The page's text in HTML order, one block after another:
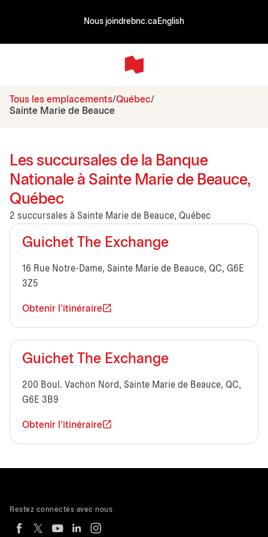
Nous joindrebnc.ca English
Tous les emplacements Québec
Sainte Marie de Beauce
Les succursales de la Banque
Nationale à Sainte Marie de Beauce,
Québec
2 succursales à Sainte Marie de Beauce, Québec
Guichet The Exchange
16 Rue Notre-Dame, Sainte Marie de Beauce, QC, G6E
3Z5
Obtenir l'itinéraire
Guichet The Exchange
200 Boul. Vachon Nord, Sainte Marie de Beauce, QC,
G6E 3B9
Obtenir l'itinéraire
Restez connectés avec nous